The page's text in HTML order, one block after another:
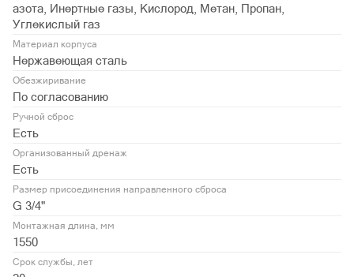
азота, Инертные газы, Кислород, Метан, Пропан,
Углекислый газ
Материал корпуса
Нержавеющая сталь
Обезжиривание
По согласованию
Ручной сброс
Есть
Организованный дренаж
Есть
Размер присоединения направленного сброса
G 3/4"
Монтажная длина, мм
1550
Срок службы, лет